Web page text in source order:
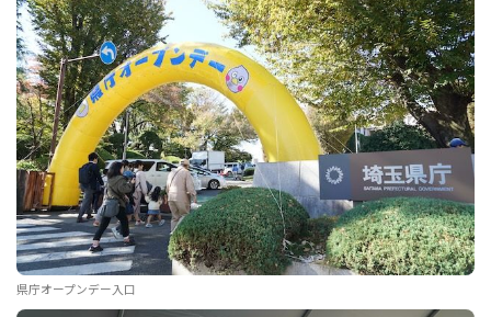
県庁オープンデー入口